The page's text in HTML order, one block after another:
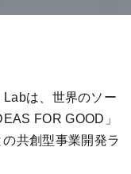
は、世界のソー
FOR GOOD」
共創型事業開発ラ